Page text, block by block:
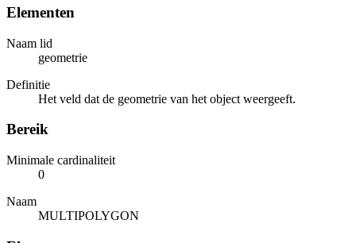
Elementen
Naam lid
geometrie
Definitie
Het veld dat de geometrie van het object weergeeft.
Bereik
Minimale cardinaliteit
0
Naam
MULTIPOLYGON